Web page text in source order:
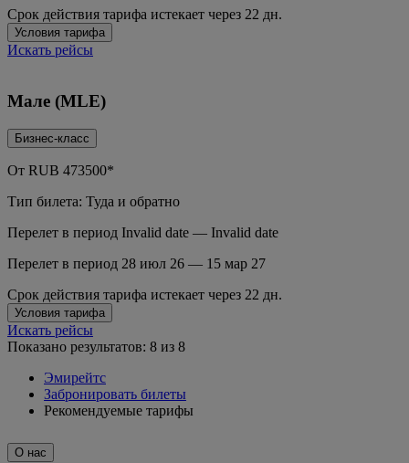
Срок действия тарифа истекает через 22 дн.
Условия тарифа
Искать рейсы
Мале (MLE)
Бизнес-класс
От RUB 473500*
Тип билета: Туда и обратно
Перелет в период Invalid date — Invalid date
Перелет в период 28 июл 26 — 15 мар 27
Срок действия тарифа истекает через 22 дн.
Условия тарифа
Искать рейсы
Показано результатов: 8 из 8
Эмирейтс
Забронировать билеты
Рекомендуемые тарифы
О нас